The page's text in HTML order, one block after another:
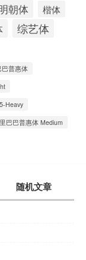
朝体 楷体
综艺体
巴普惠体
Heavy
巴巴普惠体 Medium
随机文章